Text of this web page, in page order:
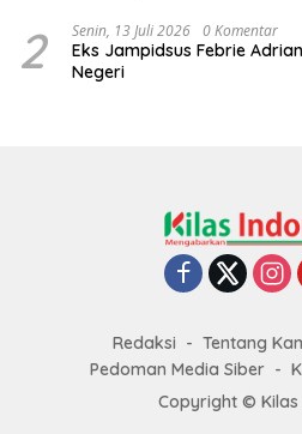
2 Senin, 13 Juli 2026 0 Komentar
Eks Jampidsus Febrie
Negeri
Redaksi Tentang
Pedoman Media Siber
Copyright © Kilas